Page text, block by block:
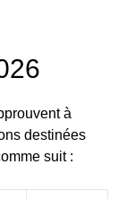
à
destinées
suit :